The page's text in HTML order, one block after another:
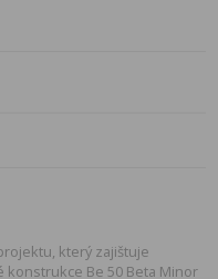
který zajištuje
Be 50 Beta Minor